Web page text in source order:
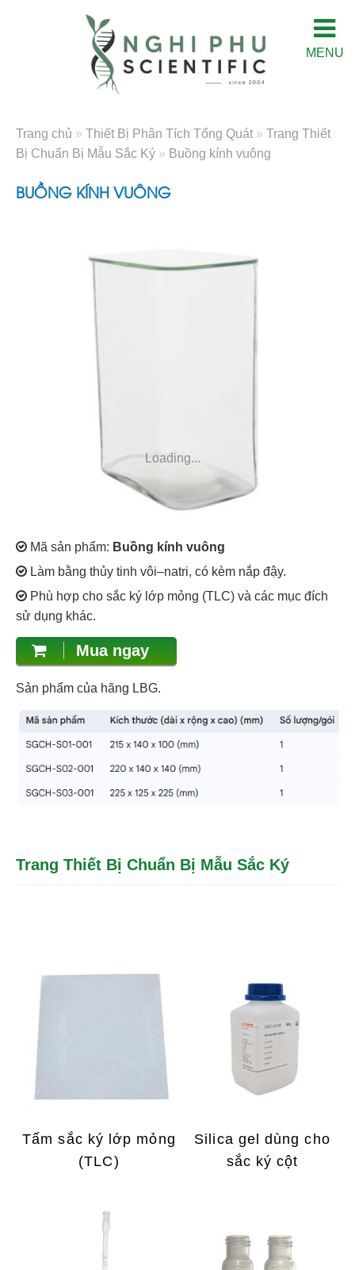
MENU
Trang chủ » Thiết Bị Phân Tích Tổng Quát » Trang Thiết
Bị Chuẩn Bị Mẫu Sắc Ký » Buồng kính vuông
BUỒNG KÍNH VUÔNG
Loading...
Mã sản phẩm: Buồng kính vuông
Làm bằng thủy tinh vôi–natri, có kèm nắp đậy.
Phù hợp cho sắc ký lớp mỏng (TLC) và các mục đích
sử dụng khác.
Mua ngay
Sản phẩm của hãng LBG.
Trang Thiết Bị Chuẩn Bị Mẫu Sắc Ký
Tấm sắc ký lớp mỏng
(TLC)
Silica gel dùng cho
sắc ký cột